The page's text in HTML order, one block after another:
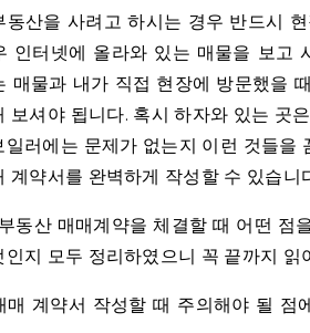
동산을 사려고 하시는 경우 반드시
인터넷에 올라와 있는 매물을 보고
매물과 내가 직접 현장에 방문했을
보셔야 됩니다. 혹시 하자와 있는 곳
일러에는 문제가 없는지 이런 것들을
계약서를 완벽하게 작성할 수 있습니
동산 매매계약을 체결할 때 어떤 점
인지 모두 정리하였으니 꼭 끝까지 읽
매 계약서 작성할 때 주의해야 될 점